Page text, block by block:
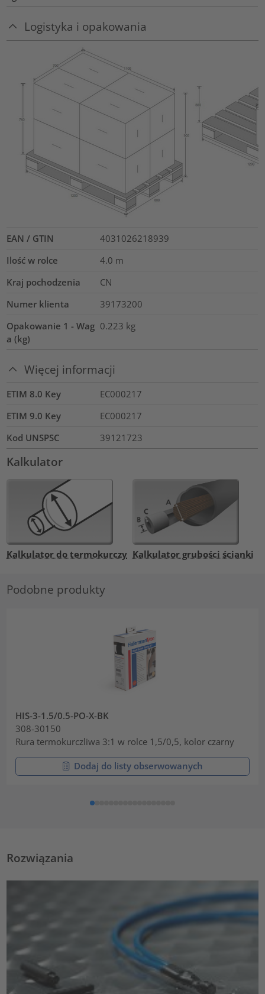
Logistyka i opakowania
EAN / GTIN
4031026218939
Ilość w rolce
4.0 m
Kraj pochodzenia
CN
Numer klienta
39173200
Opakowanie 1 - Wag
a (kg)
0.223 kg
Więcej informacji
ETIM 8.0 Key
EC000217
ETIM 9.0 Key
EC000217
Kod UNSPSC
39121723
Kalkulator
Kalkulator do termokurczy Kalkulator grubości ścianki
Podobne produkty
HIS-3-1.5/0.5-PO-X-BK
308-30150
Rura termokurczliwa 3:1 w rolce 1,5/0,5, kolor czarny
Dodaj do listy obserwowanych
Rozwiązania